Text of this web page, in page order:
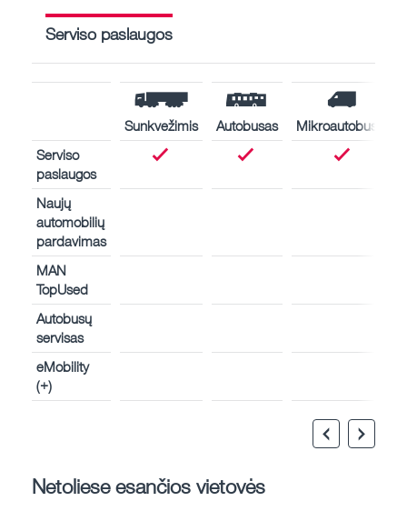
Serviso paslaugos
Sunkvežimis Autobusas
Mikroautobusas
Serviso
paslaugos
Naujų
automobilių
pardavimas
MAN
TopUsed
Autobusų
servisas
eMobility
(+)
Netoliese esančios vietovės